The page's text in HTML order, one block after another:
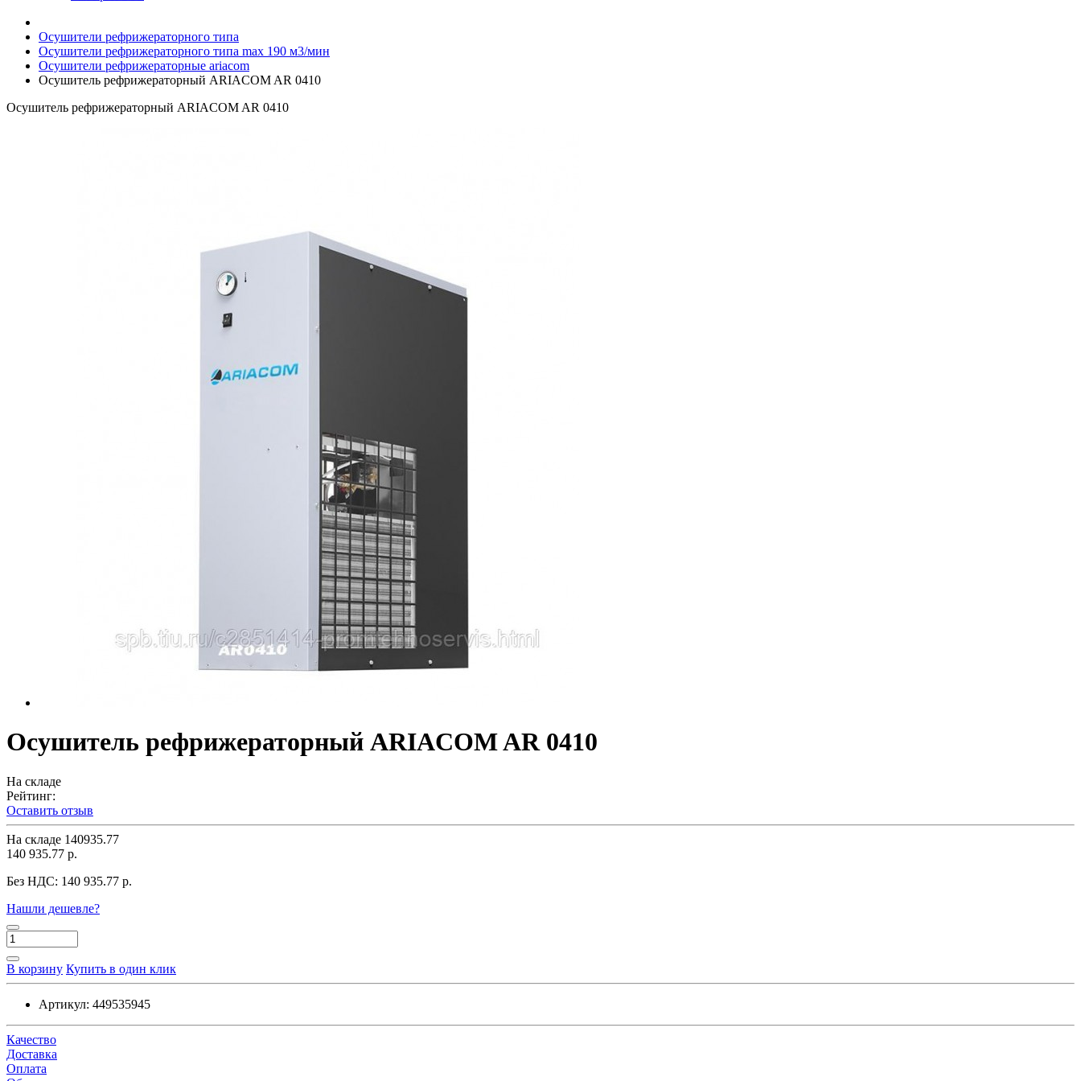
Осушители рефрижераторного типа
Осушители рефрижераторного типа max 190 м3/мин
Осушители рефрижераторные ariacom
Осушитель рефрижераторный ARIACOM AR 0410
Осушитель рефрижераторный ARIACOM AR 0410
Осушитель рефрижераторный ARIACOM AR 0410
На складе
Рейтинг:
Оставить отзыв
На складе 140935.77
140 935.77 р.
Без НДС: 140 935.77 р.
Нашли дешевле?
В корзину Купить в один клик
Артикул: 449535945
Качество
Доставка
Оплата